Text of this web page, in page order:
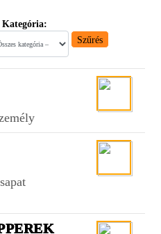
Kategória:
Szűrés